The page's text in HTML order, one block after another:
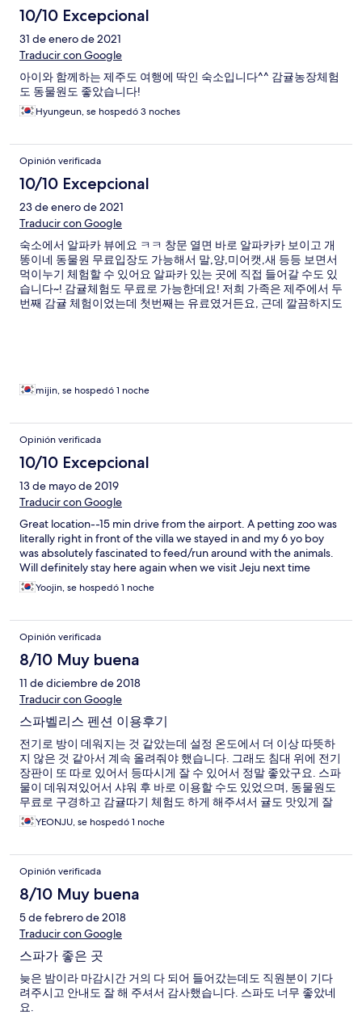
10/10 Excepcional
31 de enero de 2021
Traducir con Google
아이와 함께하는 제주도 여행에 딱인 숙소입니다^^ 감귤농장체험
도 동물원도 좋았습니다!
Hyungeun, se hospedó 3 noches
Opinión verificada
10/10 Excepcional
23 de enero de 2021
Traducir con Google
숙소에서 알파카 뷰에요 ㅋㅋ 창문 열면 바로 알파카카 보이고 개
똥이네 동물원 무료입장도 가능해서 말,양,미어캣,새 등등 보면서
먹이누기 체험할 수 있어요 알파카 있는 곳에 직접 들어갈 수도 있
습니다~! 감귤체험도 무료로 가능한데요! 저희 가족은 제주에서 두
번째 감귤 체험이었는데 첫번째는 유료였거든요, 근데 깔끔하지도
~ 4인가족 들어가도 넉넉했어요 공항 및 항구랑 20분 거리라서 마
요~
mijin, se hospedó 1 noche
Opinión verificada
10/10 Excepcional
13 de mayo de 2019
Traducir con Google
Great location--15 min drive from the airport. A petting zoo was
literally right in front of the villa we stayed in and my 6 yo boy
was absolutely fascinated to feed/run around with the animals.
Will definitely stay here again when we visit Jeju next time
Yoojin, se hospedó 1 noche
Opinión verificada
8/10 Muy buena
11 de diciembre de 2018
Traducir con Google
스파벨리스 펜션 이용후기
전기로 방이 데워지는 것 같았는데 설정 온도에서 더 이상 따뜻하
지 않은 것 같아서 계속 올려줘야 했습니다. 그래도 침대 위에 전기
장판이 또 따로 있어서 등따시게 잘 수 있어서 정말 좋았구요. 스파
물이 데워져있어서 샤워 후 바로 이용할 수도 있었으며, 동물원도
무료로 구경하고 감귤따기 체험도 하게 해주셔서 귤도 맛있게 잘
시식했습니다. 다만 주변에 식당이나 마트 등 아무것도 없어서 차
를 가지고 10여분쯤 이동해야하는 불편함은 있었네요. 정수기가
기도 있었어요.
YEONJU, se hospedó 1 noche
Opinión verificada
8/10 Muy buena
5 de febrero de 2018
Traducir con Google
스파가 좋은 곳
늦은 밤이라 마감시간 거의 다 되어 들어갔는데도 직원분이 기다
려주시고 안내도 잘 해 주셔서 감사했습니다. 스파도 너무 좋았네
요.